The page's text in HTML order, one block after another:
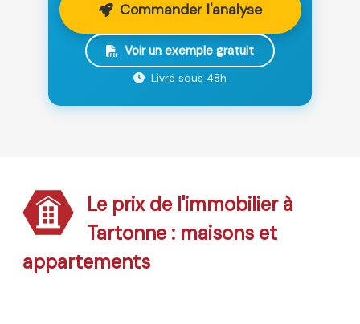
Commander l'analyse
Voir un exemple gratuit
Livré sous 48h
Le prix de l'immobilier à
Tartonne : maisons et
appartements